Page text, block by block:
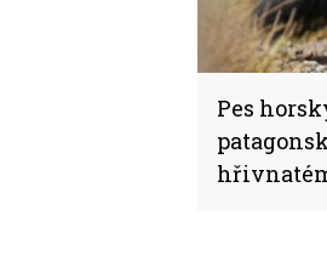
Pes